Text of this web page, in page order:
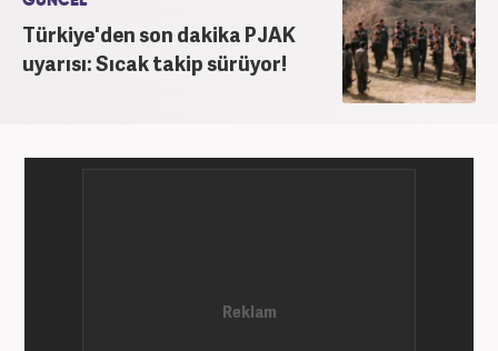
Türkiye'den son dakika PJAK
uyarısı: Sıcak takip sürüyor!